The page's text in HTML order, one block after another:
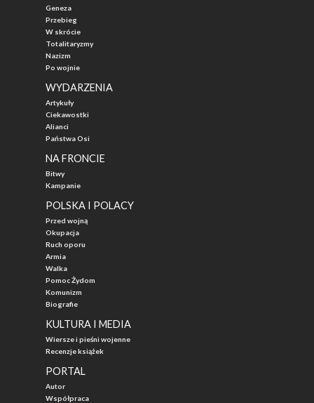
Geneza
Przebieg
W skrócie
Totalitaryzmy
Nazizm
Po wojnie
WYDARZENIA
Artykuły
Ciekawostki
Alianci
Państwa Osi
NA FRONCIE
Bitwy
Kampanie
POLSKA I POLACY
Przed wojną
Okupacja
Ruch oporu
Armia
Walka
Pomoc Żydom
Komunizm
Biografie
KULTURA I MEDIA
Wiersze i pieśni wojenne
Recenzje książek
PORTAL
Autor
Współpraca